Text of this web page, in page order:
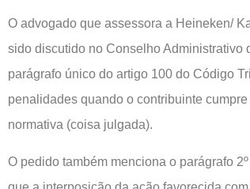
O advogado que assessora a Heineken/
sido discutido no Conselho Administrativo
parágrafo único do artigo 100 do Código
penalidades quando o contribuinte
normativa (coisa julgada).
O pedido também menciona o parágrafo